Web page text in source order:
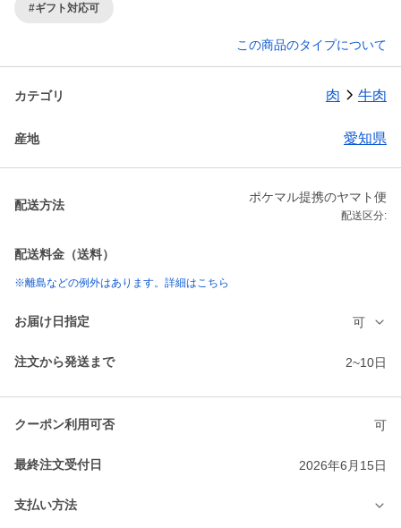
#ギフト対応可
この商品のタイプについて
カテゴリ 肉 牛肉
産地 愛知県
配送方法
ポケマル提携のヤマト便
配送区分:
配送料金（送料）
※離島などの例外はあります。詳細はこちら
お届け日指定 可
注文から発送まで 2~10日
クーポン利用可否 可
最終注文受付日 2026年6月15日
支払い方法